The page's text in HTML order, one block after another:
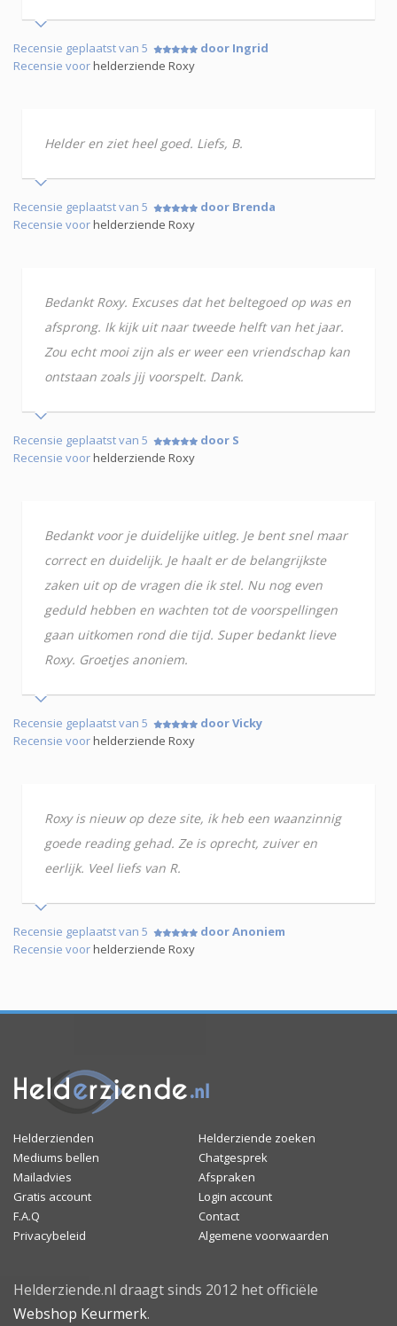
Recensie geplaatst van 5
door Ingrid
Recensie voorhelderziende Roxy
Helder en ziet heel goed. Liefs, B.
Recensie geplaatst van 5
door Brenda
Recensie voorhelderziende Roxy
Bedankt Roxy. Excuses dat het beltegoed op was en
afsprong. Ik kijk uit naar tweede helft van het jaar.
Zou echt mooi zijn als er weer een vriendschap kan
ontstaan zoals jij voorspelt. Dank.
Recensie geplaatst van 5
door S
Recensie voorhelderziende Roxy
Bedankt voor je duidelijke uitleg. Je bent snel maar
correct en duidelijk. Je haalt er de belangrijkste
zaken uit op de vragen die ik stel. Nu nog even
geduld hebben en wachten tot de voorspellingen
gaan uitkomen rond die tijd. Super bedankt lieve
Roxy. Groetjes anoniem.
Recensie geplaatst van 5
door Vicky
Recensie voorhelderziende Roxy
Roxy is nieuw op deze site, ik heb een waanzinnig
goede reading gehad. Ze is oprecht, zuiver en
eerlijk. Veel liefs van R.
Recensie geplaatst van 5
door Anoniem
Recensie voorhelderziende Roxy
Helderzienden
Helderziende zoeken
Mediums bellen
Chatgesprek
Mailadvies
Afspraken
Gratis account
Login account
F.A.Q
Contact
Privacybeleid
Algemene voorwaarden
Helderziende.nl draagt sinds 2012 het officiële
Webshop Keurmerk.